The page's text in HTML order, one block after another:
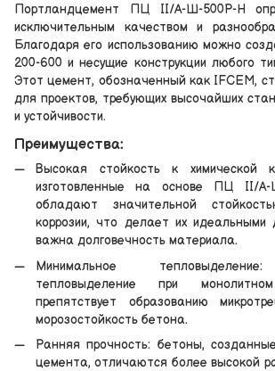
Портландцемент ПЦ II/А-Ш-500Р-Н
исключительным качеством и
Благодаря его использованию можно
200-600 и несущие конструкции любого
Этот цемент, обозначенный как IFCEM,
для проектов, требующих высочайших
и устойчивости.
Преимущества:
Высокая стойкость к химической
изготовленные на основе ПЦ II/А-
обладают значительной
коррозии, что делает их идеальными
важна долговечность материала.
Минимальное
тепловыделение при
препятствует образованию
морозостойкость бетона.
Ранняя прочность: бетоны,
цемента, отличаются более высокой